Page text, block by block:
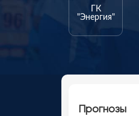
ГК
"Энергия"
Прогнозы